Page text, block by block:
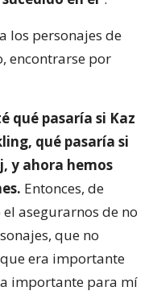
los personajes de
encontrarse por
qué pasaría si Kaz
qué pasaría si
y ahora hemos
Entonces, de
asegurarnos de no
que no
era importante
importante para mí